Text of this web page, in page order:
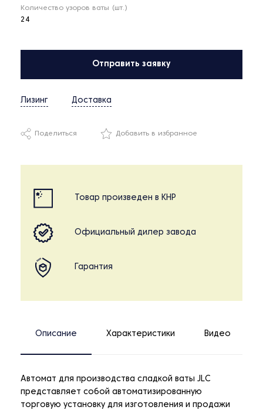
Количество узоров ваты (шт.)
24
Отправить заявку
Лизинг Доставка
Поделиться Добавить в избранное
Товар произведен в КНР
Официальный дилер завода
Гарантия
Описание Характеристики Видео
Автомат для производства сладкой ваты JLC
представляет собой автоматизированную
торговую установку для изготовления и продажи